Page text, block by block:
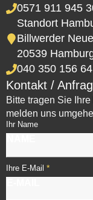
0571 911 945
Standort
Billwerder
20539
040 350 156 64
Kontakt /
Bitte tragen Sie
melden uns
Ihr Name
Ihre E-Mail *